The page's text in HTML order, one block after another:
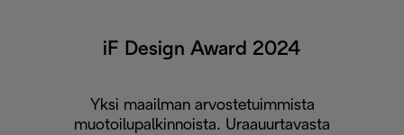
iF Design Award 2024
Yksi maailman arvostetuimmista
muotoilupalkinnoista. Uraauurtavasta